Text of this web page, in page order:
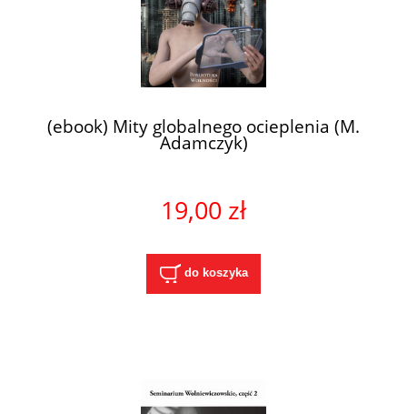
(ebook) Mity globalnego ocieplenia (M.
Adamczyk)
19,00 zł
do koszyka